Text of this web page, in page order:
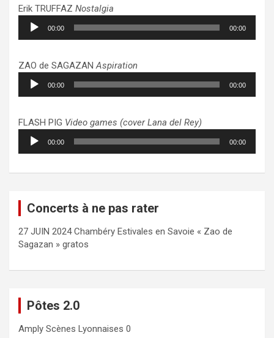
Erik TRUFFAZ Nostalgia
Lecteur
audio
00:00 00:00
ZAO de SAGAZANAspiration
Lecteur
audio
00:00 00:00
FLASH PIG Video games (cover Lana del Rey)
Lecteur
audio
00:00 00:00
Concerts à ne pas rater
27 JUIN 2024 Chambéry Estivales en Savoie « Zao de
Sagazan » gratos
Pôtes 2.0
Amply Scènes Lyonnaises 0